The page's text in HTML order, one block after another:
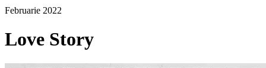
Februarie 2022
Love Story